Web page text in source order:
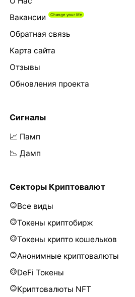
Вакансии
Обратная связь
Карта сайта
Отзывы
Обновления проекта
Сигналы
📈 Памп
📉 Дамп
Секторы Криптовалют
Все виды
Токены криптобирж
Токены крипто кошельков
Анонимные криптовалюты
DeFi Токены
Криптовалюты NFT